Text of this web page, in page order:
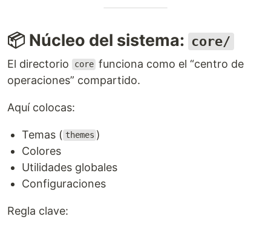
📦 Núcleo del sistema: core/
El directorio core funciona como el “centro de
operaciones” compartido.
Aquí colocas:
Temas ( themes )
Colores
Utilidades globales
Configuraciones
Regla clave: